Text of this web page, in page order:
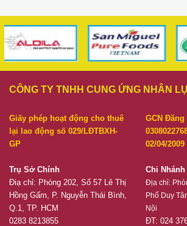
CÔNG TY TNHH CUNG ỨNG NHÂN
Giấy phép hoạt động cho thuê
lại lao động số 029/LĐTBXH-
GP
Trụ Sở Chính
Điạ chỉ: Phòng 202, Số 57 Lê Thị
Hồng Gấm, P. Nguyễn Thái Bình,
Q.1, TP. HCM
0283 8213855
GCN
02/04/2009
Chi Nhánh
Địa chỉ:
Phố Duy
Nội
ĐT: 024